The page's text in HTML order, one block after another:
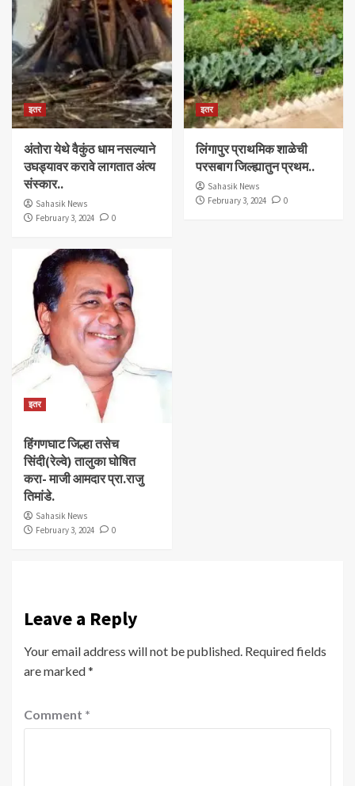
इतर
अंतोरा येथे वैकुंठ धाम नसल्याने
उघड्यावर करावे लागतात अंत्य
संस्कार..
Sahasik News
February 3, 2024
0
इतर
लिंगापुर प्राथमिक शाळेची
परसबाग जिल्ह्यातुन प्रथम..
Sahasik News
February 3, 2024
0
इतर
हिंगणघाट जिल्हा तसेच
सिंदी(रेल्वे) तालुका घोषित
करा- माजी आमदार प्रा.राजु
तिमांडे.
Sahasik News
February 3, 2024
0
Leave a Reply
Your email address will not be published. Required fields
are marked*
Comment *